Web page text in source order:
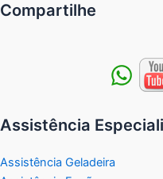
Compartilhe
Assistência
Assistência Geladeira